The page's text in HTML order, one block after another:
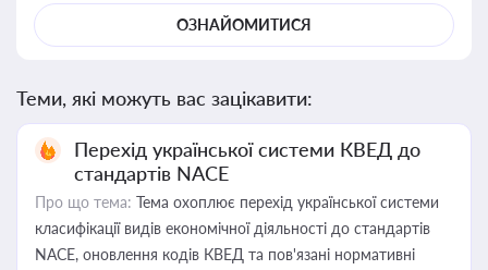
ОЗНАЙОМИТИСЯ
Теми, які можуть вас зацікавити:
Перехід української системи КВЕД до
стандартів NACE
Про що тема: Тема охоплює перехід української системи
класифікації видів економічної діяльності до стандартів
NACE, оновлення кодів КВЕД та пов'язані нормативні